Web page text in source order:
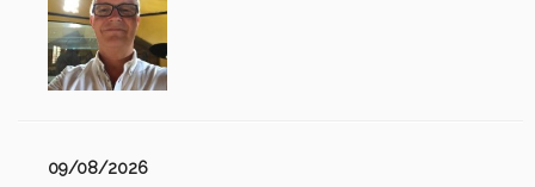
09/08/2026